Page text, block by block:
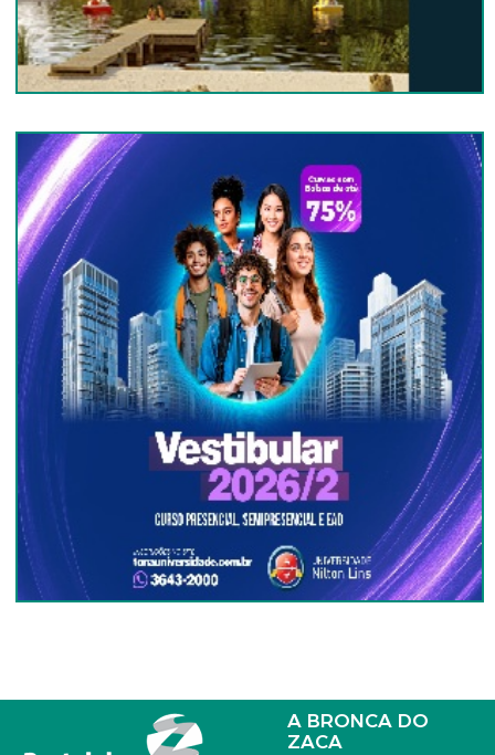
A BRONCA DO
ZACA